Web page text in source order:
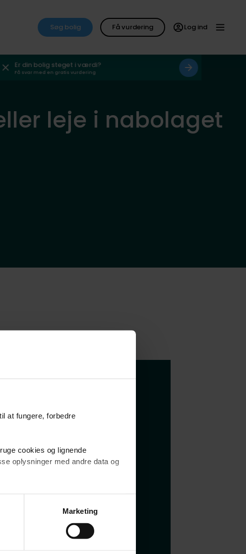
at fungere, forbedre
cookies og lignende
oplysninger med andre data og
brugen af cookies samt
af personoplysninger
Marketing
Søg bolig Få vurdering Log ind
Er din bolig steget i værdi?
Få svar med en gratis vurdering
leje i nabolaget
dine
dit nye